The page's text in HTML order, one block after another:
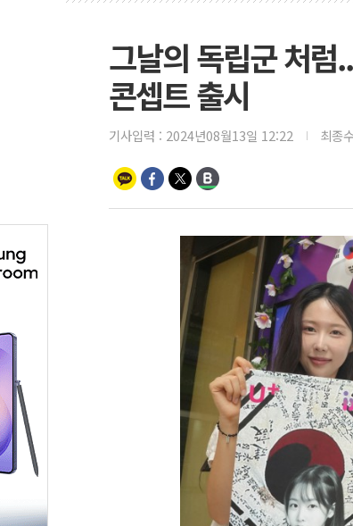
그날의 독립군 처럼
콘셉트 출시
기사입력 : 2024년08월13일 12:22 최종